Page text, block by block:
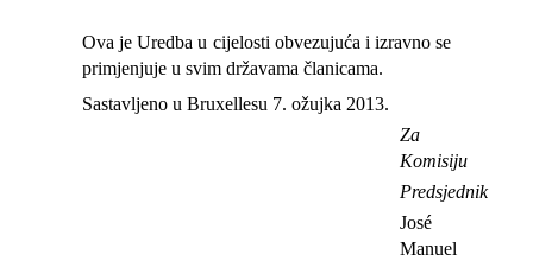
Ova je Uredba u cijelosti obvezujuća i izravno se
primjenjuje u svim državama članicama.
Sastavljeno u Bruxellesu 7. ožujka 2013.
Za
Komisiju
Predsjednik
José
Manuel